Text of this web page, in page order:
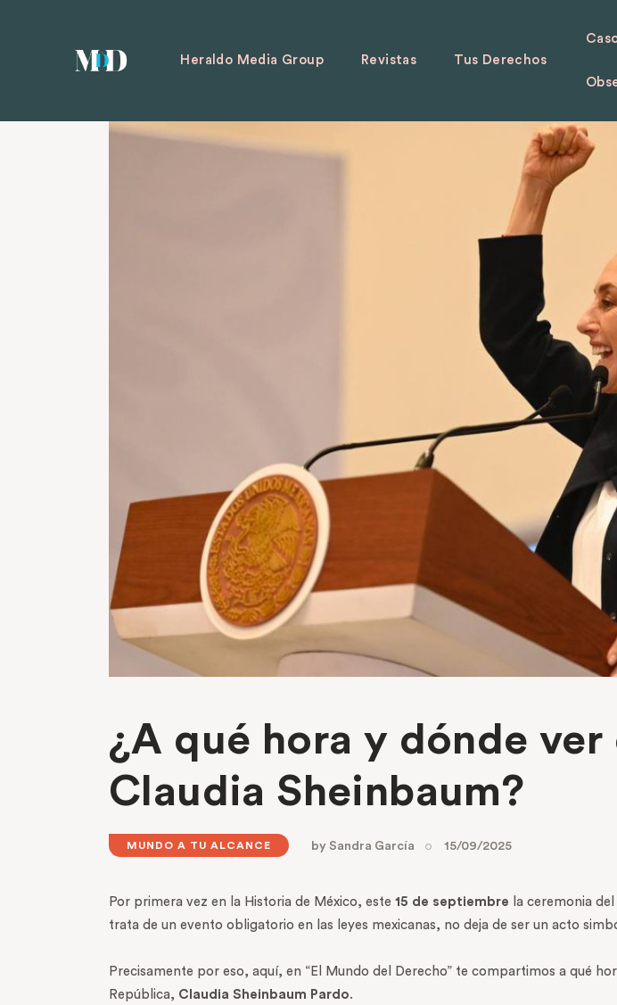
Heraldo Media Group Revistas Tus Derechos
¿A qué hora y dónde
Claudia Sheinbaum?
MUNDO A TU ALCANCE bySandra García 15/09/2025
Por primera vez en la Historia de México, este 15 de septiembre la ceremonia del
trata de un evento obligatorio en las leyes mexicanas, no deja de ser un acto
Precisamente por eso, aquí, en “El Mundo del Derecho” te compartimos a qué
República, Claudia Sheinbaum Pardo.